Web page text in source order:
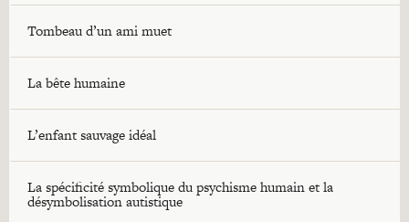
Tombeau d’un ami muet
La bête humaine
L’enfant sauvage idéal
La spécificité symbolique du psychisme humain et la
désymbolisation autistique